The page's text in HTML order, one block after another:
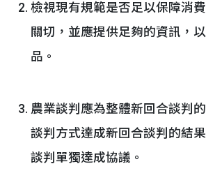
檢視現有規範是否足以保障消
關切，並應提供足夠的資訊，
品。
農業談判應為整體新回合談判
談判方式達成新回合談判的結
談判單獨達成協議。